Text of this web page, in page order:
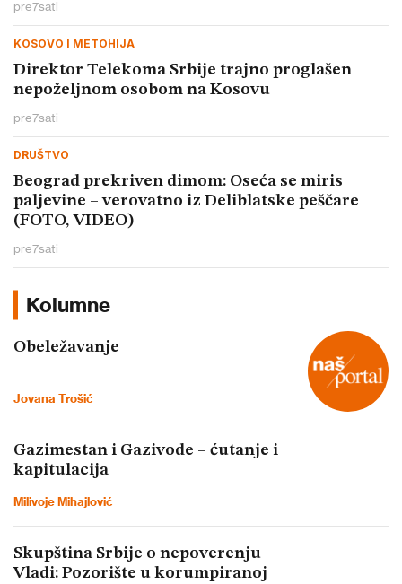
pre7sati
KOSOVO I METOHIJA
Direktor Telekoma Srbije trajno proglašen
nepoželjnom osobom na Kosovu
pre7sati
DRUŠTVO
Beograd prekriven dimom: Oseća se miris
paljevine – verovatno iz Deliblatske peščare
(FOTO, VIDEO)
pre7sati
Kolumne
Obeležavanje
Jovana Trošić
Gazimestan i Gazivode – ćutanje i
kapitulacija
Milivoje Mihajlović
Skupština Srbije o nepoverenju
Vladi: Pozorište u korumpiranoj